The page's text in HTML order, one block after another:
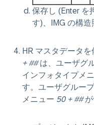
保存し (Enter を
す)、IMG の構造
HR マスタデータ
+ ##は、ユーザグ
インフォタイプメ
す。ユーザグルー
メニュー 50 + ##が